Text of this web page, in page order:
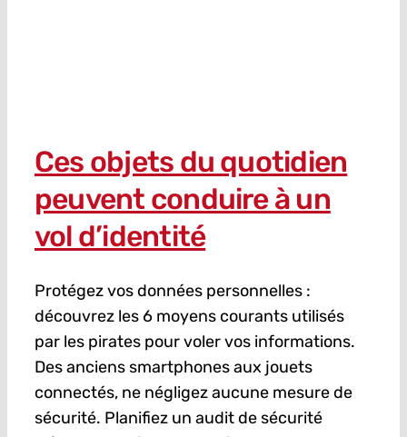
Ces objets du quotidien
peuvent conduire à un
vol d’identité
Protégez vos données personnelles :
découvrez les 6 moyens courants utilisés
par les pirates pour voler vos informations.
Des anciens smartphones aux jouets
connectés, ne négligez aucune mesure de
sécurité. Planifiez un audit de sécurité